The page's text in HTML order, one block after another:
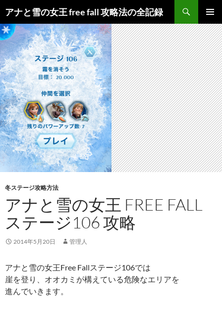
アナと雪の女王 free fall 攻略法の全記録
索
メインメ
ニュー
ン
テ
ン
ツ
へ
ス
キ
ッ
プ
冬ステージ攻略方法
アナと雪の女王 FREE FALL
ステージ106 攻略
2014年5月20日 管理人
アナと雪の女王Free Fallステージ106では
崖を登り、オオカミが構えている危険なエリアを
進んでいきます。